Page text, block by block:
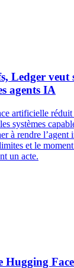
Ledger veut
agents IA
artificielle réduit
systèmes
à rendre
et le
un acte.
Hugging